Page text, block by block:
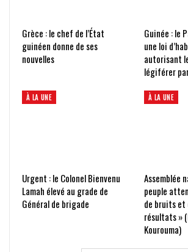
Grèce : le chef de l’État
guinéen donne de ses
nouvelles
Guinée : le
une loi
autorisant
légiférer
À LA UNE
Urgent : le Colonel Bienvenu
Lamah élevé au grade de
Général de brigade
À LA UNE
Assemblée
peuple
de bruits et
résultats »
Kourouma)